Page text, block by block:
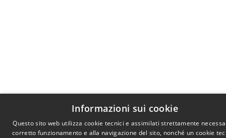
Informazioni sui cookie
Questo sito web utilizza cookie tecnici e assimilati strettamente
corretto funzionamento e alla navigazione del sito, nonché un cookie